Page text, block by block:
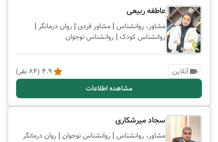
عاطفه ربیعی
مشاور، روانشناس | مشاور فردی | روان درمانگر |
روانشناس کودک | روانشناس نوجوان
آنلاین 4.9
(
84 نفر)
مشاهده اطلاعات
سجاد میرشکاری
مشاور، روانشناس | روانشناس نوجوان | روان درمانگر